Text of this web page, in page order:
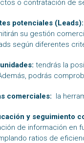
o contratación de
potenciales (Leads):
su gestión
según diferentes
tendrás la
podrás
comerciales: la
y seguimiento
de información en
ratios de